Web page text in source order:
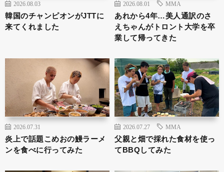
2026.08.03
韓国のチャンピオンがJTTに
来てくれました
2026.08.01 MMA
あれから4年…美人通訳のさ
えちゃんがトロント大学を卒
業して帰ってきた
2026.07.31
炎上で話題こめおの鰻ラーメ
ンを食べに行ってみた
2026.07.27 MMA
父親と畑で採れた食材を使っ
てBBQしてみた